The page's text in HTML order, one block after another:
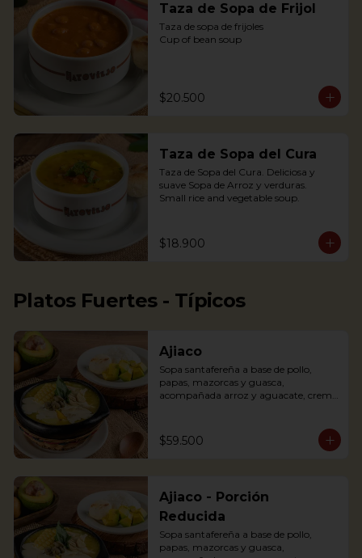
Taza de Sopa de Frijol
Taza de sopa de frijoles
Cup of bean soup
$20.500
Taza de Sopa del Cura
Taza de Sopa del Cura. Deliciosa y
suave Sopa de Arroz y verduras.
Small rice and vegetable soup.
$18.900
Platos Fuertes - Típicos
Ajiaco
Sopa santafereña a base de pollo,
papas, mazorcas y guasca,
acompañada arroz y aguacate, crema
An Ajiaco is Bogota’s chicken and
potato soup with corn on the cob and
$59.500
Ajiaco - Porción
Reducida
Sopa santafereña a base de pollo,
papas, mazorcas y guasca,